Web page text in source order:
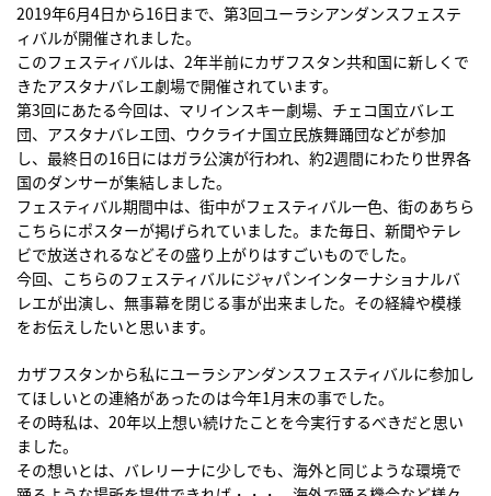
2019年6月4日から16日まで、第3回ユーラシアンダンスフェステ
ィバルが開催されました。
このフェスティバルは、2年半前にカザフスタン共和国に新しくで
きたアスタナバレエ劇場で開催されています。
第3回にあたる今回は、マリインスキー劇場、チェコ国立バレエ
団、アスタナバレエ団、ウクライナ国立民族舞踊団などが参加
し、最終日の16日にはガラ公演が行われ、約2週間にわたり世界各
国のダンサーが集結しました。
フェスティバル期間中は、街中がフェスティバル一色、街のあちら
こちらにポスターが掲げられていました。また毎日、新聞やテレ
ビで放送されるなどその盛り上がりはすごいものでした。
今回、こちらのフェスティバルにジャパンインターナショナルバ
レエが出演し、無事幕を閉じる事が出来ました。その経緯や模様
をお伝えしたいと思います。
カザフスタンから私にユーラシアンダンスフェスティバルに参加し
てほしいとの連絡があったのは今年1月末の事でした。
その時私は、20年以上想い続けたことを今実行するべきだと思い
ました。
その想いとは、バレリーナに少しでも、海外と同じような環境で